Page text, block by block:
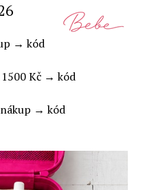
→ kód
1500 Kč → kód
nákup → kód